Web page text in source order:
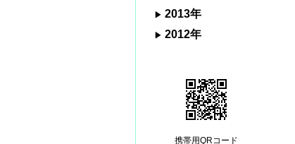
2013年
2012年
携帯用QRコード